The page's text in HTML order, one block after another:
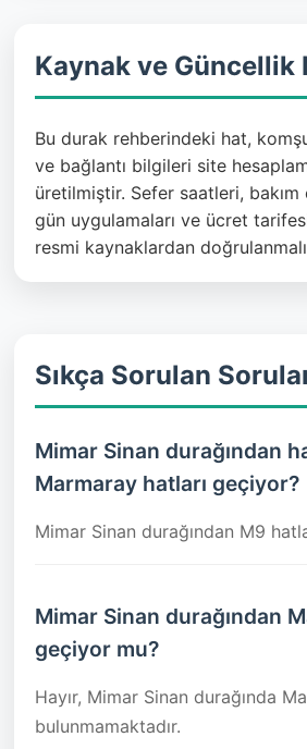
Kaynak ve Güncellik
Bu durak rehberindeki hat,
ve bağlantı bilgileri site
üretilmiştir. Sefer saatleri, bakım
gün uygulamaları ve ücret
resmi kaynaklardan
Sıkça Sorulan
Mimar Sinan durağından
Marmaray hatları geçiyor?
Mimar Sinan durağından M9
Mimar Sinan durağından
geçiyor mu?
Hayır, Mimar Sinan durağında
bulunmamaktadır.